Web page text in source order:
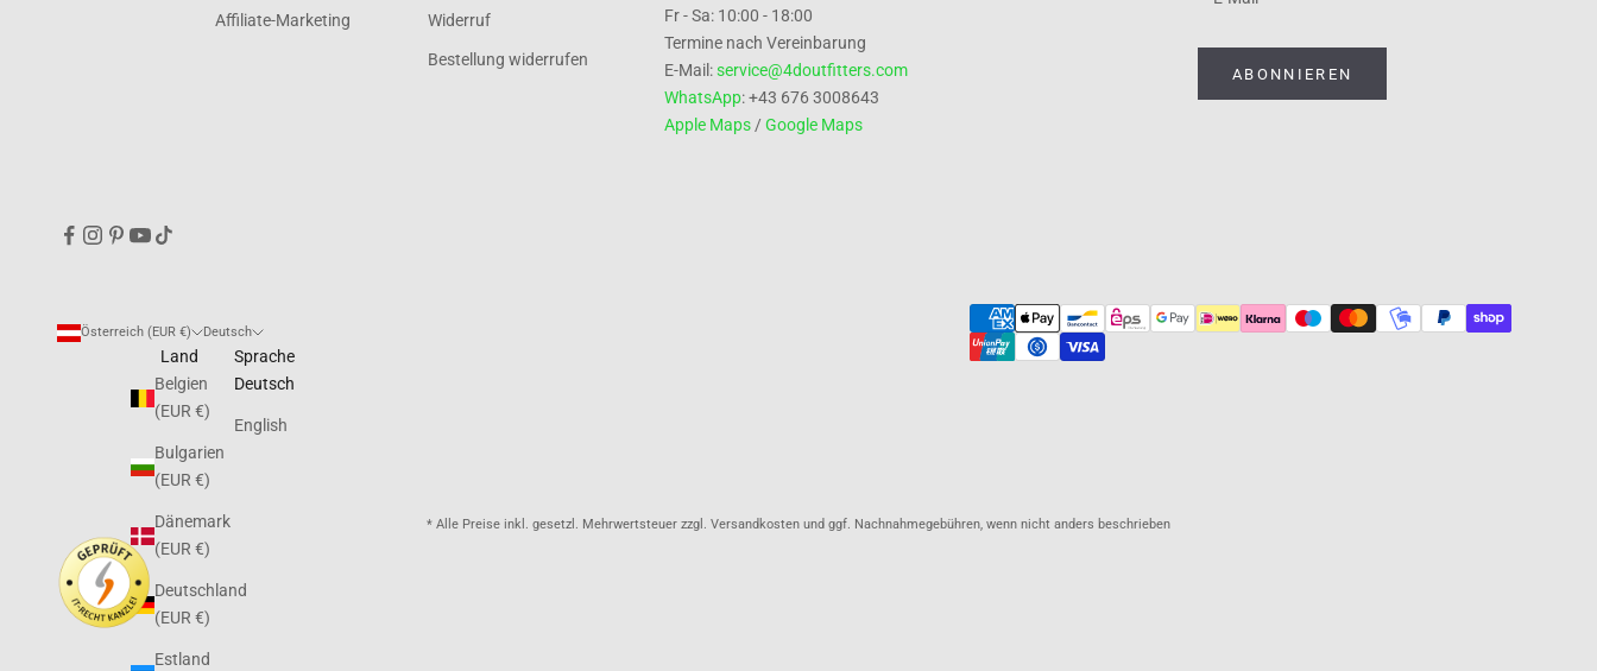
Affiliate-Marketing Widerruf
Bestellung widerrufen
Fr - Sa: 10:00 - 18:00
Termine nach Vereinbarung
E-Mail:service@4doutfitters.com
WhatsApp: +43 676 3008643
Apple Maps/Google Maps
ABONNIEREN
Österreich (EUR €)
Land
Belgien
(EUR €)
Bulgarien
(EUR €)
Dänemark
(EUR €)
Deutschland
(EUR €)
Estland
Deutsch
Sprache
Deutsch
English
* Alle Preise inkl. gesetzl. Mehrwertsteuer zzgl. Versandkosten und ggf. Nachnahmegebühren, wenn nicht anders beschrieben